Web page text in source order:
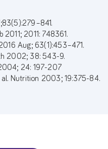
2011: 748361.
Aug; 63(1):453–471.
2002; 38: 543-9.
24: 197-207
al. Nutrition 2003; 19:375-84.